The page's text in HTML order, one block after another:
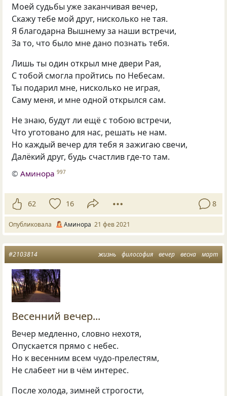
Моей судьбы уже заканчивая вечер,
Скажу тебе мой друг, нисколько не тая.
Я благодарна Вышнему за наши встречи,
За то, что было мне дано познать тебя.
Лишь ты один открыл мне двери Рая,
С тобой смогла пройтись по Небесам.
Ты подарил мне, нисколько не играя,
Саму меня, и мне одной открылся сам.
Не знаю, будут ли ещё с тобою встречи,
Что уготовано для нас, решать не нам.
Но каждый вечер для тебя я зажигаю свечи,
Далёкий друг, будь счастлив где-то там.
©Аминора 997
62 16 8
Опубликовала Аминора 21 фев 2021
жизнь философия вечер весна март
#2103814
Весенний вечер...
Вечер медленно, словно нехотя,
Опускается прямо с небес.
Но к весенним всем чудо-прелестям,
Не слабеет ни в чём интерес.
После холода, зимней строгости,